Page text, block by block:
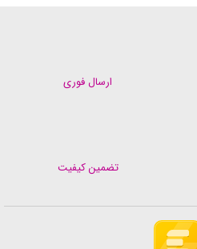
ارسال فوری
تضمین کیفیت